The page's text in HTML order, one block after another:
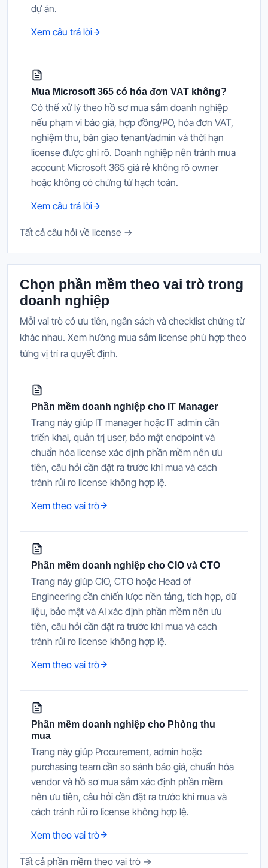
dự án.
Xem câu trả lời
Mua Microsoft 365 có hóa đơn VAT không?
Có thể xử lý theo hồ sơ mua sắm doanh nghiệp
nếu phạm vi báo giá, hợp đồng/PO, hóa đơn VAT,
nghiệm thu, bàn giao tenant/admin và thời hạn
license được ghi rõ. Doanh nghiệp nên tránh mua
account Microsoft 365 giá rẻ không rõ owner
hoặc không có chứng từ hạch toán.
Xem câu trả lời
Tất cả câu hỏi về license →
Chọn phần mềm theo vai trò trong
doanh nghiệp
Mỗi vai trò có ưu tiên, ngân sách và checklist chứng từ
khác nhau. Xem hướng mua sắm license phù hợp theo
từng vị trí ra quyết định.
Phần mềm doanh nghiệp cho IT Manager
Trang này giúp IT manager hoặc IT admin cần
triển khai, quản trị user, bảo mật endpoint và
chuẩn hóa license xác định phần mềm nên ưu
tiên, câu hỏi cần đặt ra trước khi mua và cách
tránh rủi ro license không hợp lệ.
Xem theo vai trò
Phần mềm doanh nghiệp cho CIO và CTO
Trang này giúp CIO, CTO hoặc Head of
Engineering cần chiến lược nền tảng, tích hợp, dữ
liệu, bảo mật và AI xác định phần mềm nên ưu
tiên, câu hỏi cần đặt ra trước khi mua và cách
tránh rủi ro license không hợp lệ.
Xem theo vai trò
Phần mềm doanh nghiệp cho Phòng thu
mua
Trang này giúp Procurement, admin hoặc
purchasing team cần so sánh báo giá, chuẩn hóa
vendor và hồ sơ mua sắm xác định phần mềm
nên ưu tiên, câu hỏi cần đặt ra trước khi mua và
cách tránh rủi ro license không hợp lệ.
Xem theo vai trò
Tất cả phần mềm theo vai trò →